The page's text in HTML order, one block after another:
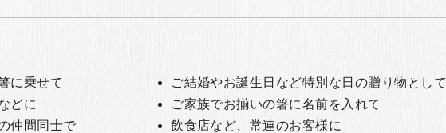
に乗せて
ご結婚やお誕生日など特別な日の贈り物として
どに
ご家族でお揃いの箸に名前を入れて
仲間同士で
飲食店など、常連のお客様に